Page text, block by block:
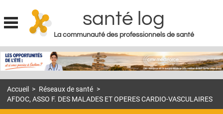
Jump to navigation
santé log
La communauté des professionnels de santé
MON COMPTE
S'ABONNER À LA REVUE SOIN À DOMICILE
Accueil > Réseaux de santé >
AFDOC, ASSO F. DES MALADES ET OPERES CARDIO-VASCULAIRES